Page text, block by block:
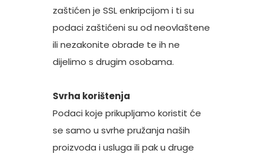
zaštićen je SSL enkripcijom i ti su
podaci zaštićeni su od neovlaštene
ili nezakonite obrade te ih ne
dijelimo s drugim osobama.
Svrha korištenja
Podaci koje prikupljamo koristit će
se samo u svrhe pružanja naših
proizvoda i usluga ili pak u druge